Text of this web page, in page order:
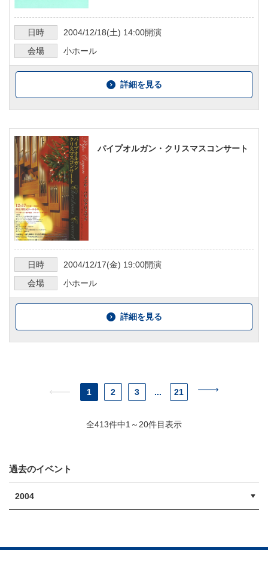
日時 2004/12/18(土) 14:00開演
会場
小ホール
詳細を見る
パイプオルガン・クリスマスコンサート
日時 2004/12/17(金) 19:00開演
会場
小ホール
詳細を見る
1 2 3 ... 21
全413件中1～20件目表示
過去のイベント